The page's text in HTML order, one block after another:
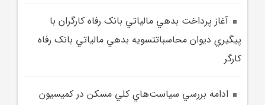
آغاز پرداخت بدهي مالياتي بانک رفاه کارگران با
پيگيري ديوان محاسباتتسويه بدهي مالياتي بانک رفاه
کارگر
ادامه بررسي سياست‌هاي کلي مسکن در کميسيون